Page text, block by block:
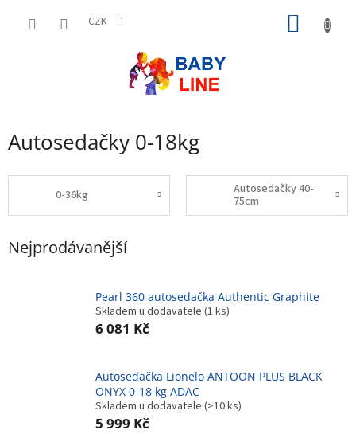
CZK
Autosedačky 0-18kg
0-36kg
Autosedačky 40-
75cm
Nejprodávanější
Pearl 360 autosedačka Authentic Graphite
Skladem u dodavatele (1 ks)
6 081 Kč
Autosedačka Lionelo ANTOON PLUS BLACK
ONYX 0-18 kg ADAC
Skladem u dodavatele (>10 ks)
5 999 Kč